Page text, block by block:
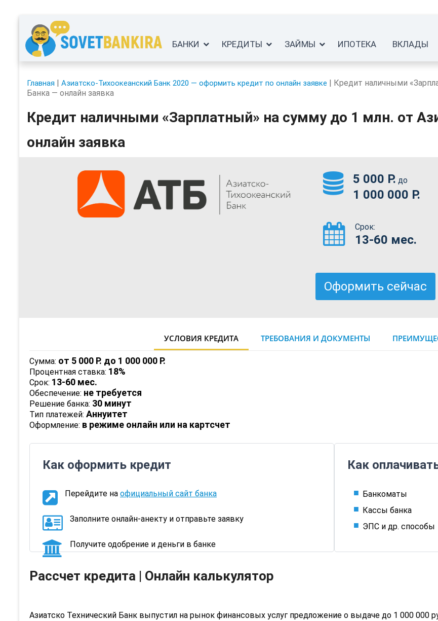
БАНКИ КРЕДИТЫ ЗАЙМЫ ИПОТЕКА ВКЛАДЫ
Главная | Азиатско-Тихоокеанский Банк 2020 — оформить кредит по онлайн заявке | Кредит наличными
Банка — онлайн заявка
Кредит наличными «Зарплатный» на сумму до 1 млн. от
онлайн заявка
5 000 Р. до
1 000 000 Р.
Срок:
13-60 мес.
Оформить сейчас
УСЛОВИЯ КРЕДИТА ТРЕБОВАНИЯ И ДОКУМЕНТЫ
Сумма: от 5 000 Р. до 1 000 000 Р.
Процентная ставка: 18%
Срок: 13-60 мес.
Обеспечение: не требуется
Решение банка: 30 минут
Тип платежей: Аннуитет
Оформление: в режиме онлайн или на картсчет
Как оформить кредит
Перейдите на официальный сайт банка
Заполните онлайн-анекту и отправьте заявку
Получите одобрение и деньги в банке
Как
Банкоматы
Кассы банка
ЭПС и др. способы
Рассчет кредита | Онлайн калькулятор
Азиатско Технический Банк выпустил на рынок финансовых услуг предложение о выдаче до 1 000 000